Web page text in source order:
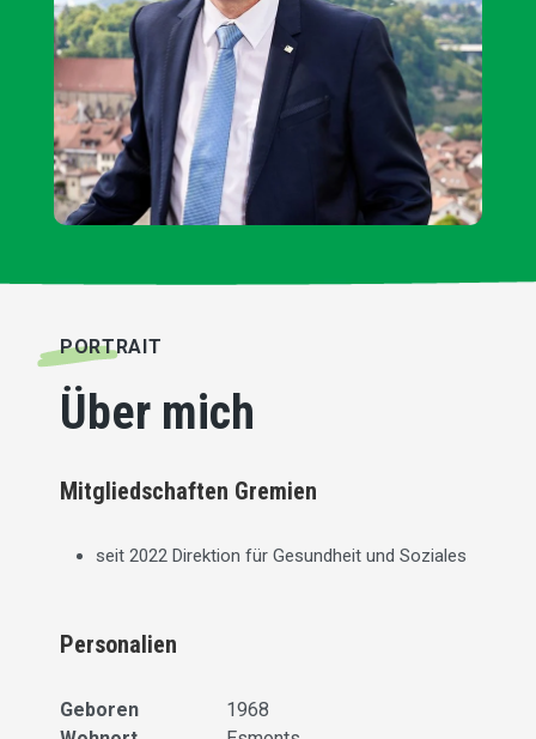
PORTRAIT
Über mich
Mitgliedschaften Gremien
seit 2022 Direktion für Gesundheit und Soziales
Personalien
Geboren
1968